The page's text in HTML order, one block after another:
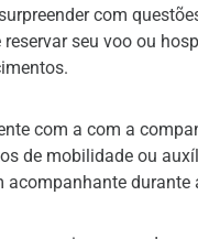
com
seu voo ou
com a com a
de mobilidade ou
acompanhante durante